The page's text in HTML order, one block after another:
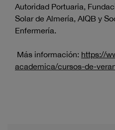
Autoridad Portuaria,
Solar de Almería, AIQB y
Enfermería.
Más información: https://
academica/cursos-de-